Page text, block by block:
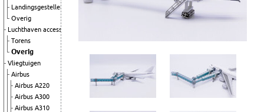
Landingsgestellen
Overig
Luchthaven accessoires
Torens
Overig
Vliegtuigen
Airbus
Airbus A220
Airbus A300
Airbus A310